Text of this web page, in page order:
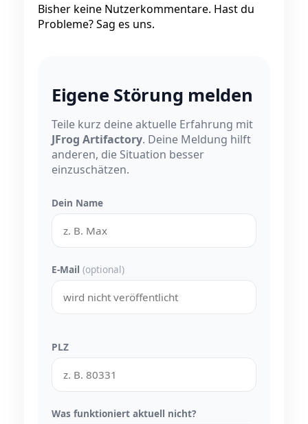
Bisher keine Nutzerkommentare. Hast du
Probleme? Sag es uns.
Eigene Störung melden
Teile kurz deine aktuelle Erfahrung mit
JFrog Artifactory. Deine Meldung hilft
anderen, die Situation besser
einzuschätzen.
Dein Name
E-Mail (optional)
PLZ
Was funktioniert aktuell nicht?